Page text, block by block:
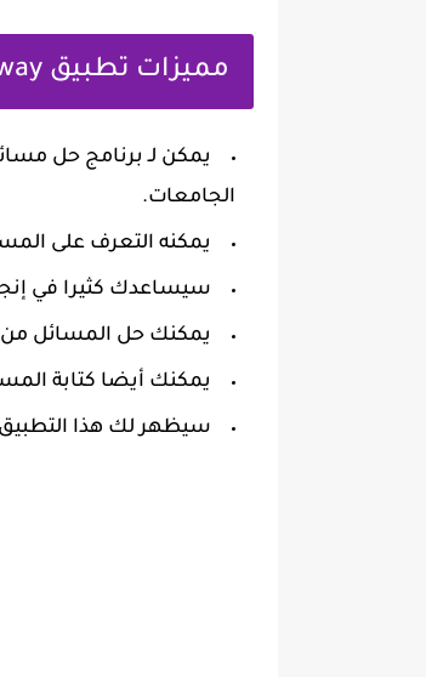
مميزات تطبيق Mathway
‏يمكن لـ برنامج حل
الجامعات.
‏يمكنه التعرف على
‏سيساعدك كثيرا في
‏يمكنك حل المسائل من
‏يمكنك أيضا كتابة
‏سيظهر لك هذا